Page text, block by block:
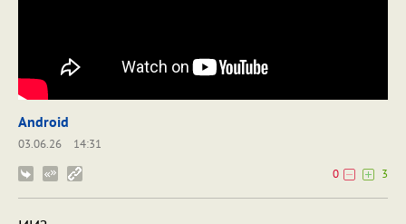
Android
03.06.26
14:31
0
3